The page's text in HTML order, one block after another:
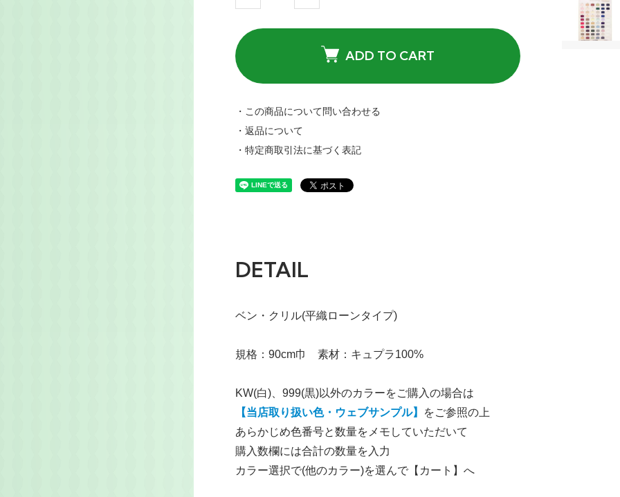
ADD TO CART
・この商品について問い合わせる
・返品について
・特定商取引法に基づく表記
DETAIL
ベン・クリル(平織ローンタイプ)
規格：90cm巾 素材：キュプラ100%
KW(白)、999(黒)以外のカラーをご購入の場合は
【当店取り扱い色・ウェブサンプル】
をご参照の上
あらかじめ色番号と数量をメモしていただいて
購入数欄には合計の数量を入力
カラー選択で(他のカラー)を選んで【カート】へ